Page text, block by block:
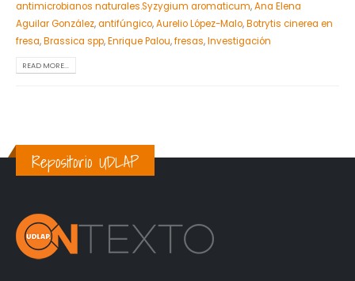
antimicrobianos naturales.Syzygium aromaticum,Ana Elena
Aguilar González,antifúngico,Aurelio López-Malo,Botrytis cinerea en
fresa,Brassica spp,Enrique Palou,fresas,Investigación
READ MORE...
Repositorio UDLAP